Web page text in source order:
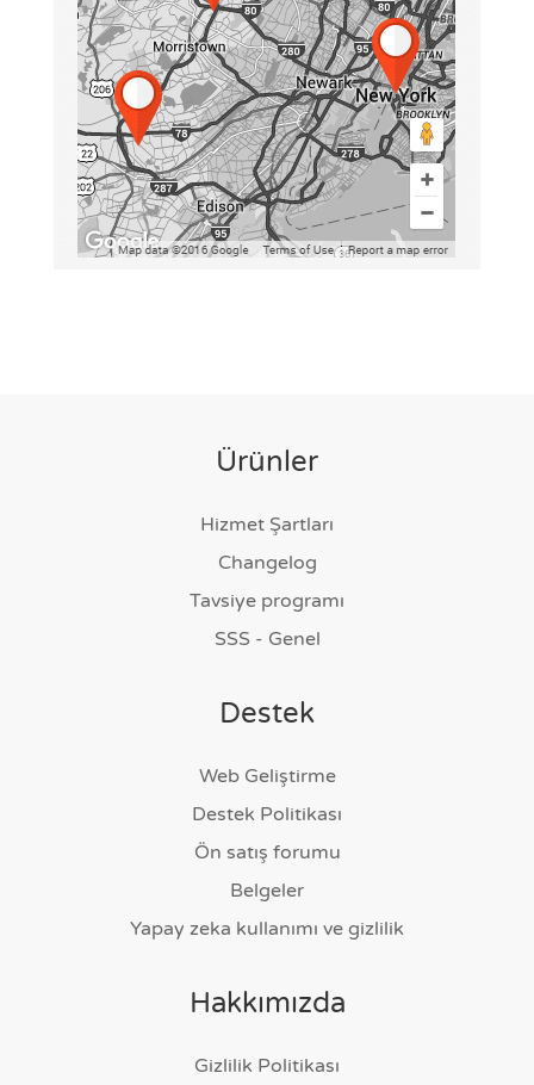
Ürünler
Hizmet Şartları
Changelog
Tavsiye programı
SSS - Genel
Destek
Web Geliştirme
Destek Politikası
Ön satış forumu
Belgeler
Yapay zeka kullanımı ve gizlilik
Hakkımızda
Gizlilik Politikası